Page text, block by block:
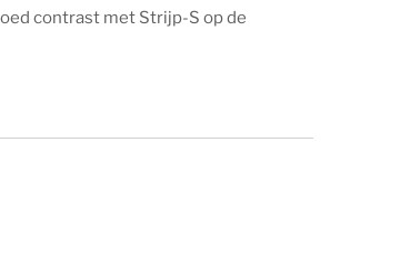
contrast met Strijp-S op de